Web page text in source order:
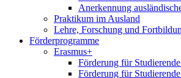
Anerkennung
Praktikum im Ausland
Lehre, Forschung und
Förderprogramme
Erasmus+
Förderung für
Förderung für